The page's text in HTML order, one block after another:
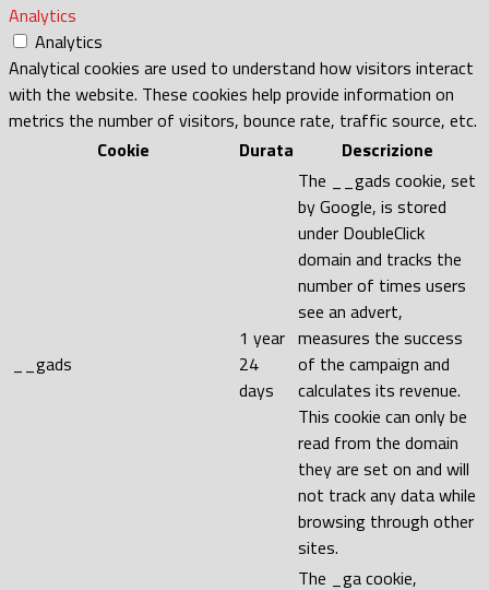
Analytics
Analytics
Analytical cookies are used to understand how visitors interact
with the website. These cookies help provide information on
metrics the number of visitors, bounce rate, traffic source, etc.
Cookie
Durata Descrizione
__gads
1 year
24
days
The __gads cookie, set
by Google, is stored
under DoubleClick
domain and tracks the
number of times users
see an advert,
measures the success
of the campaign and
calculates its revenue.
This cookie can only be
read from the domain
they are set on and will
not track any data while
browsing through other
sites.
The _ga cookie,